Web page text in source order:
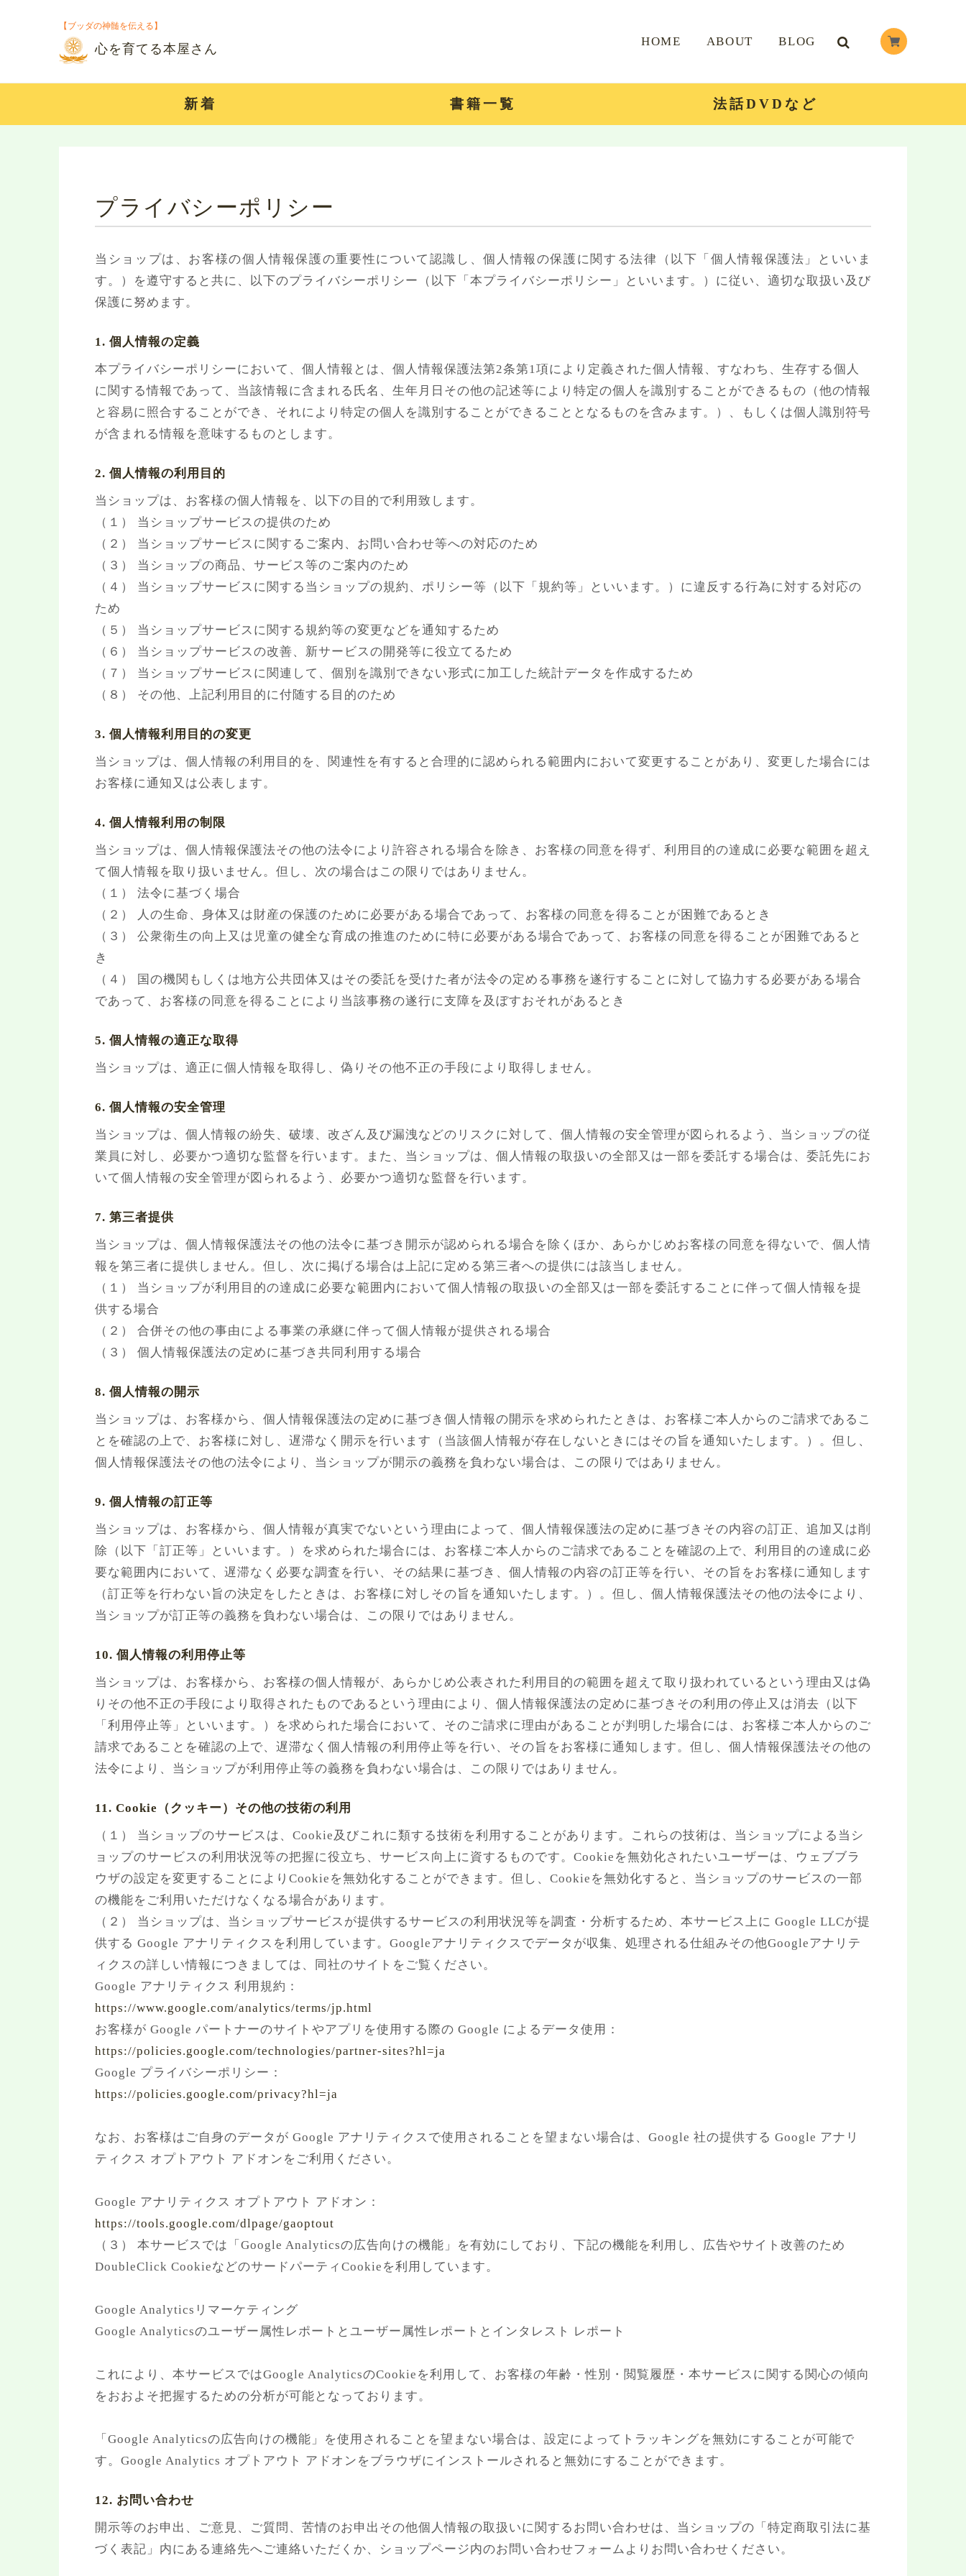
【ブッダの神髄を伝える】
心を育てる本屋さん
HOME ABOUT BLOG
新着 書籍一覧 法話DVDなど
プライバシーポリシー
当ショップは、お客様の個人情報保護の重要性について認識し、個人情報の保護に関する法律（以下「個人情報保護法」といいま
す。）を遵守すると共に、以下のプライバシーポリシー（以下「本プライバシーポリシー」といいます。）に従い、適切な取扱い及び
保護に努めます。
1. 個人情報の定義
本プライバシーポリシーにおいて、個人情報とは、個人情報保護法第2条第1項により定義された個人情報、すなわち、生存する個人
に関する情報であって、当該情報に含まれる氏名、生年月日その他の記述等により特定の個人を識別することができるもの（他の情報
と容易に照合することができ、それにより特定の個人を識別することができることとなるものを含みます。）、もしくは個人識別符号
が含まれる情報を意味するものとします。
2. 個人情報の利用目的
当ショップは、お客様の個人情報を、以下の目的で利用致します。
（１） 当ショップサービスの提供のため
（２） 当ショップサービスに関するご案内、お問い合わせ等への対応のため
（３） 当ショップの商品、サービス等のご案内のため
（４） 当ショップサービスに関する当ショップの規約、ポリシー等（以下「規約等」といいます。）に違反する行為に対する対応の
ため
（５） 当ショップサービスに関する規約等の変更などを通知するため
（６） 当ショップサービスの改善、新サービスの開発等に役立てるため
（７） 当ショップサービスに関連して、個別を識別できない形式に加工した統計データを作成するため
（８） その他、上記利用目的に付随する目的のため
3. 個人情報利用目的の変更
当ショップは、個人情報の利用目的を、関連性を有すると合理的に認められる範囲内において変更することがあり、変更した場合には
お客様に通知又は公表します。
4. 個人情報利用の制限
当ショップは、個人情報保護法その他の法令により許容される場合を除き、お客様の同意を得ず、利用目的の達成に必要な範囲を超え
て個人情報を取り扱いません。但し、次の場合はこの限りではありません。
（１） 法令に基づく場合
（２） 人の生命、身体又は財産の保護のために必要がある場合であって、お客様の同意を得ることが困難であるとき
（３） 公衆衛生の向上又は児童の健全な育成の推進のために特に必要がある場合であって、お客様の同意を得ることが困難であると
き
（４） 国の機関もしくは地方公共団体又はその委託を受けた者が法令の定める事務を遂行することに対して協力する必要がある場合
であって、お客様の同意を得ることにより当該事務の遂行に支障を及ぼすおそれがあるとき
5. 個人情報の適正な取得
当ショップは、適正に個人情報を取得し、偽りその他不正の手段により取得しません。
6. 個人情報の安全管理
当ショップは、個人情報の紛失、破壊、改ざん及び漏洩などのリスクに対して、個人情報の安全管理が図られるよう、当ショップの従
業員に対し、必要かつ適切な監督を行います。また、当ショップは、個人情報の取扱いの全部又は一部を委託する場合は、委託先にお
いて個人情報の安全管理が図られるよう、必要かつ適切な監督を行います。
7. 第三者提供
当ショップは、個人情報保護法その他の法令に基づき開示が認められる場合を除くほか、あらかじめお客様の同意を得ないで、個人情
報を第三者に提供しません。但し、次に掲げる場合は上記に定める第三者への提供には該当しません。
（１） 当ショップが利用目的の達成に必要な範囲内において個人情報の取扱いの全部又は一部を委託することに伴って個人情報を提
供する場合
（２） 合併その他の事由による事業の承継に伴って個人情報が提供される場合
（３） 個人情報保護法の定めに基づき共同利用する場合
8. 個人情報の開示
当ショップは、お客様から、個人情報保護法の定めに基づき個人情報の開示を求められたときは、お客様ご本人からのご請求であるこ
とを確認の上で、お客様に対し、遅滞なく開示を行います（当該個人情報が存在しないときにはその旨を通知いたします。）。但し、
個人情報保護法その他の法令により、当ショップが開示の義務を負わない場合は、この限りではありません。
9. 個人情報の訂正等
当ショップは、お客様から、個人情報が真実でないという理由によって、個人情報保護法の定めに基づきその内容の訂正、追加又は削
除（以下「訂正等」といいます。）を求められた場合には、お客様ご本人からのご請求であることを確認の上で、利用目的の達成に必
要な範囲内において、遅滞なく必要な調査を行い、その結果に基づき、個人情報の内容の訂正等を行い、その旨をお客様に通知します
（訂正等を行わない旨の決定をしたときは、お客様に対しその旨を通知いたします。）。但し、個人情報保護法その他の法令により、
当ショップが訂正等の義務を負わない場合は、この限りではありません。
10. 個人情報の利用停止等
当ショップは、お客様から、お客様の個人情報が、あらかじめ公表された利用目的の範囲を超えて取り扱われているという理由又は偽
りその他不正の手段により取得されたものであるという理由により、個人情報保護法の定めに基づきその利用の停止又は消去（以下
「利用停止等」といいます。）を求められた場合において、そのご請求に理由があることが判明した場合には、お客様ご本人からのご
請求であることを確認の上で、遅滞なく個人情報の利用停止等を行い、その旨をお客様に通知します。但し、個人情報保護法その他の
法令により、当ショップが利用停止等の義務を負わない場合は、この限りではありません。
11. Cookie（クッキー）その他の技術の利用
（１） 当ショップのサービスは、Cookie及びこれに類する技術を利用することがあります。これらの技術は、当ショップによる当シ
ョップのサービスの利用状況等の把握に役立ち、サービス向上に資するものです。Cookieを無効化されたいユーザーは、ウェブブラ
ウザの設定を変更することによりCookieを無効化することができます。但し、Cookieを無効化すると、当ショップのサービスの一部
の機能をご利用いただけなくなる場合があります。
（２） 当ショップは、当ショップサービスが提供するサービスの利用状況等を調査・分析するため、本サービス上に Google LLCが提
供する Google アナリティクスを利用しています。Googleアナリティクスでデータが収集、処理される仕組みその他Googleアナリテ
ィクスの詳しい情報につきましては、同社のサイトをご覧ください。
Google アナリティクス 利用規約：
https://www.google.com/analytics/terms/jp.html
お客様が Google パートナーのサイトやアプリを使用する際の Google によるデータ使用：
https://policies.google.com/technologies/partner-sites?hl=ja
Google プライバシーポリシー：
https://policies.google.com/privacy?hl=ja
なお、お客様はご自身のデータが Google アナリティクスで使用されることを望まない場合は、Google 社の提供する Google アナリ
ティクス オプトアウト アドオンをご利用ください。
Google アナリティクス オプトアウト アドオン：
https://tools.google.com/dlpage/gaoptout
（３） 本サービスでは「Google Analyticsの広告向けの機能」を有効にしており、下記の機能を利用し、広告やサイト改善のため
DoubleClick CookieなどのサードパーティCookieを利用しています。
Google Analyticsリマーケティング
Google Analyticsのユーザー属性レポートとユーザー属性レポートとインタレスト レポート
これにより、本サービスではGoogle AnalyticsのCookieを利用して、お客様の年齢・性別・閲覧履歴・本サービスに関する関心の傾向
をおおよそ把握するための分析が可能となっております。
「Google Analyticsの広告向けの機能」を使用されることを望まない場合は、設定によってトラッキングを無効にすることが可能で
す。Google Analytics オプトアウト アドオンをブラウザにインストールされると無効にすることができます。
12. お問い合わせ
開示等のお申出、ご意見、ご質問、苦情のお申出その他個人情報の取扱いに関するお問い合わせは、当ショップの「特定商取引法に基
づく表記」内にある連絡先へご連絡いただくか、ショップページ内のお問い合わせフォームよりお問い合わせください。